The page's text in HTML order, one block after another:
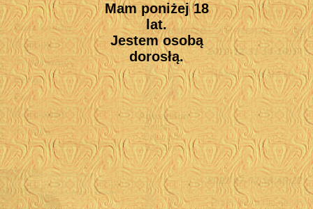
Mam poniżej 18
lat.
Jestem osobą
dorosłą.
Facebook
Baza kodów
Trainery
Użytkownicy
Rangi
Faq
Regulamin
Kontakt
Komentarze Recenzje
Agusssiia
Ranga: 2
Dołączył:
2022-12-31
2022-12-31 14:16:57
Nawet fajna gra jak na
2021-07-02 18:46:22
Przecież tu nic nie ma